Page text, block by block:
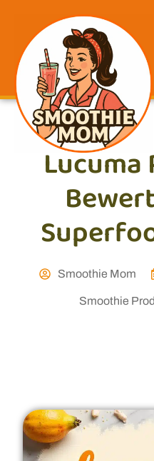
Lucuma
Smoothie Mom
Smoothie